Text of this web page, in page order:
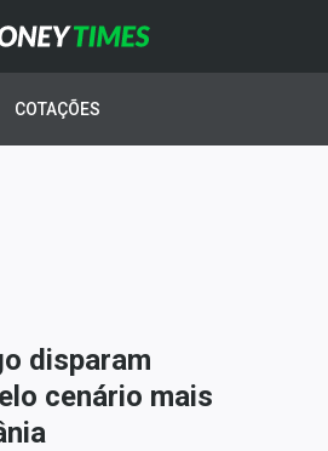
COTAÇÕES
disparam
cenário mais